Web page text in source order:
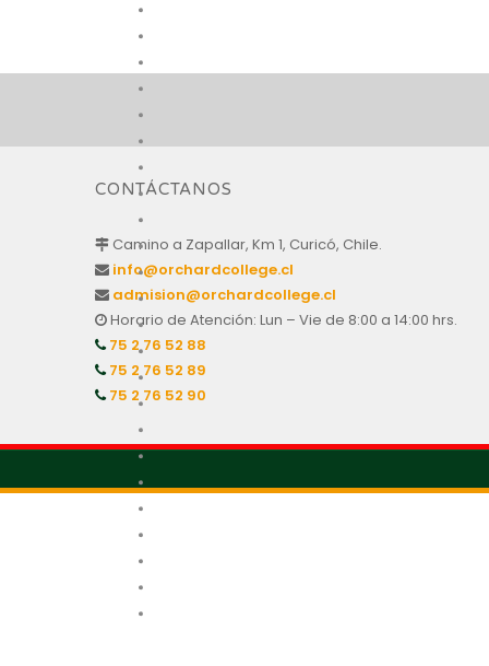
CONTÁCTANOS
Camino a Zapallar, Km 1, Curicó, Chile.
info@orchardcollege.cl
admision@orchardcollege.cl
Horario de Atención: Lun – Vie de 8:00 a 14:00 hrs.
75 2 76 52 88
75 2 76 52 89
75 2 76 52 90